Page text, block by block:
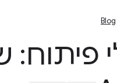
Blog
פיתוח: